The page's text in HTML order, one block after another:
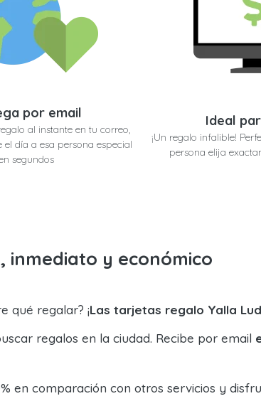
por email
al instante en tu correo,
el día a esa persona especial
segundos
Ideal
¡Un regalo infalible!
persona elija
inmediato y económico
qué regalar? ¡Las tarjetas regalo Yalla
regalos en la ciudad. Recibe por email
en comparación con otros servicios y